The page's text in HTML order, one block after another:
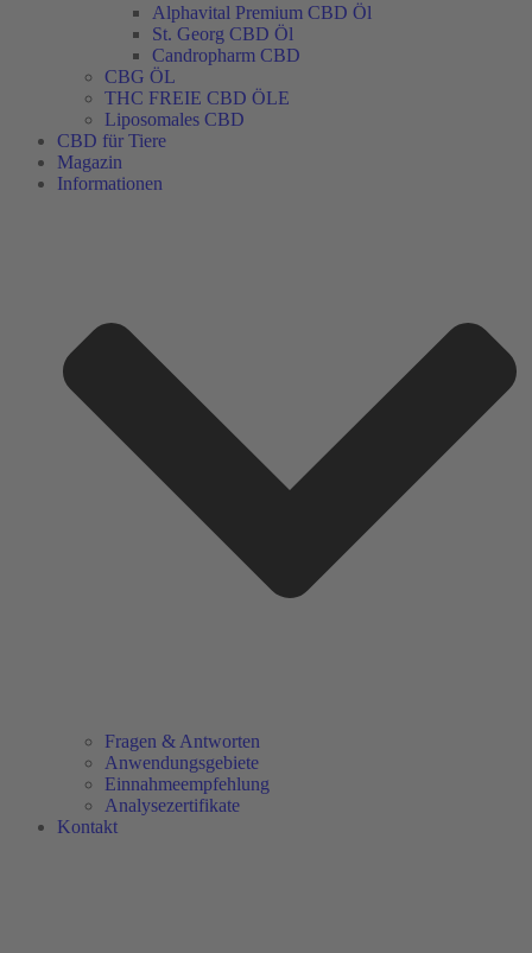
Alphavital Premium CBD Öl
St. Georg CBD Öl
Candropharm CBD
CBG ÖL
THC FREIE CBD ÖLE
Liposomales CBD
CBD für Tiere
Magazin
Informationen
Fragen & Antworten
Anwendungsgebiete
Einnahmeempfehlung
Analysezertifikate
Kontakt